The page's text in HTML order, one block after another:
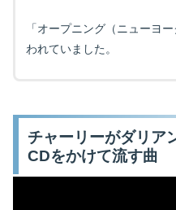
「オープニング（ニューヨ
われていました。
チャーリーがダリア
CDをかけて流す曲